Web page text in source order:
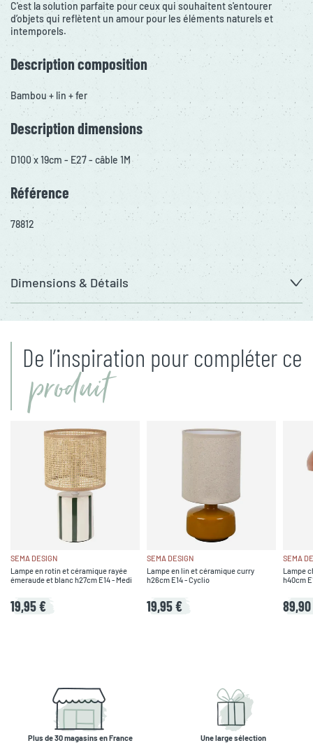
C'est la solution parfaite pour ceux qui souhaitent s'entourer
d’objets qui reflètent un amour pour les éléments naturels et
intemporels.
Description composition
Bambou + lin + fer
Description dimensions
D100 x 19cm - E27 - câble 1M
Référence
78812
Dimensions & Détails
De l’inspiration pour compléter ce
produit
SEMA DESIGN
Lampe en rotin et céramique rayée
émeraude et blanc h27cm E14 - Medi
19,95 €
SEMA DESIGN
Lampe en lin et céramique curry
h26cm E14 - Cyclio
19,95 €
SEMA
Lampe
h40cm
Plus de 30 magasins en France
Une large sélection